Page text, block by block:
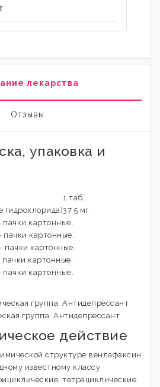
лекарства
Отзывы
упаковка и
1 таб.
гидрохлорида)37.5 мг
картонные.
картонные.
пачки картонные.
картонные.
картонные.
группа: Антидепрессант
группа: Антидепрессант
действие
структуре венлафаксин
известному классу
тетрациклические